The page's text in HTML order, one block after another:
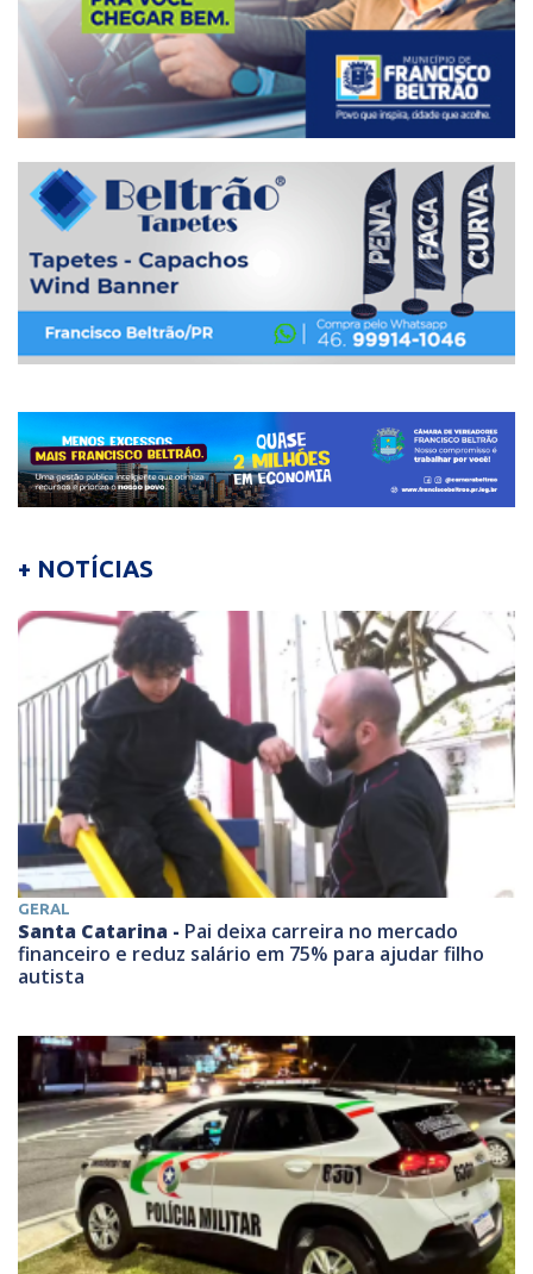
+ NOTÍCIAS
GERAL
Santa Catarina - Pai deixa carreira no mercado
financeiro e reduz salário em 75% para ajudar filho
autista